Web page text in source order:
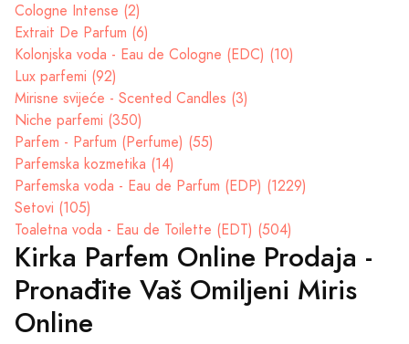
Cologne Intense (2)
Extrait De Parfum (6)
Kolonjska voda - Eau de Cologne (EDC) (10)
Lux parfemi (92)
Mirisne svijeće - Scented Candles (3)
Niche parfemi (350)
Parfem - Parfum (Perfume) (55)
Parfemska kozmetika (14)
Parfemska voda - Eau de Parfum (EDP) (1229)
Setovi (105)
Toaletna voda - Eau de Toilette (EDT) (504)
Kirka Parfem Online Prodaja -
Pronađite Vaš Omiljeni Miris
Online